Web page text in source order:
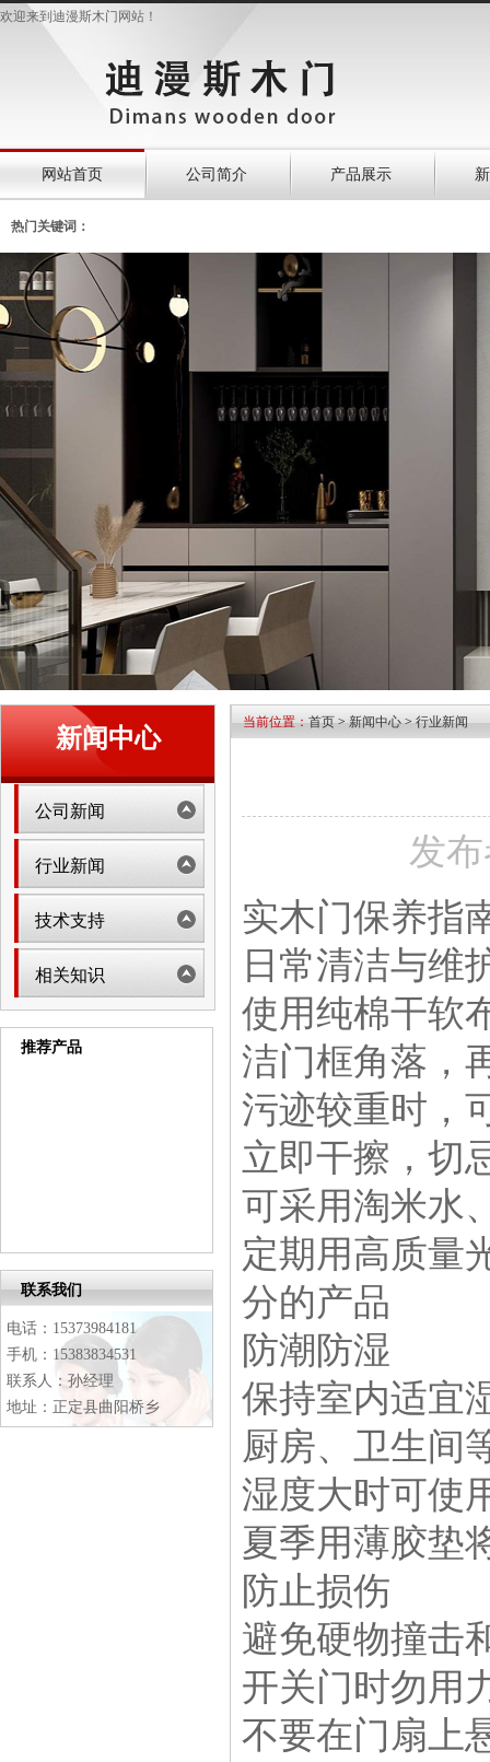
欢迎来到迪漫斯木门网站！
网站首页 公司简介 产品展示
热门关键词：
新闻中心
公司新闻
行业新闻
技术支持
相关知识
推荐产品
联系我们
电话：15373984181
手机：15383834531
联系人：孙经理
地址：正定县曲阳桥乡
当前位置：首页>新闻中心>行业新闻
发布
实木门保养指
日常清洁与维
使用纯棉干软
洁门框角落，
污迹较重时，
立即干擦，切
可采用淘米水
定期用高质量
分的产品
防潮防湿
保持室内适宜
厨房、卫生间
湿度大时可使
夏季用薄胶垫
防止损伤
避免硬物撞击
开关门时勿用
不要在门扇上